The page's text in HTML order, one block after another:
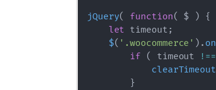
jQuery( function( $ ) {
let timeout ;
$( '.woocommerce' ) . on
if ( timeout !==
clearTimeout
}